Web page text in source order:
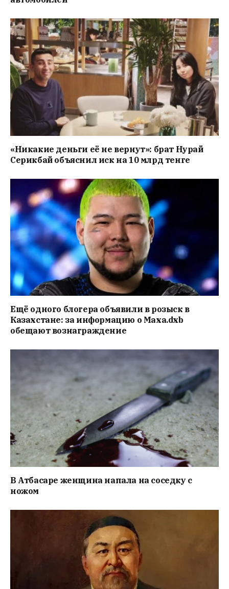
«Никакие деньги её не вернут»: брат Нурай
Серикбай объяснил иск на 10 млрд тенге
Ещё одного блогера объявили в розыск в
Казахстане: за информацию о Маха.dxb
обещают вознаграждение
В Атбасаре женщина напала на соседку с
ножом